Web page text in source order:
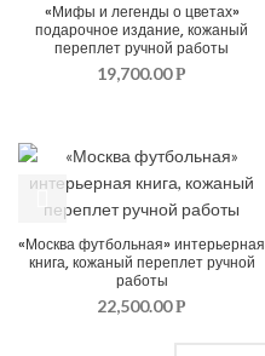
«Мифы и легенды о цветах»
подарочное издание, кожаный
переплет ручной работы
19,700.00Р
«Москва футбольная» интерьерная
книга, кожаный переплет ручной
работы
22,500.00Р